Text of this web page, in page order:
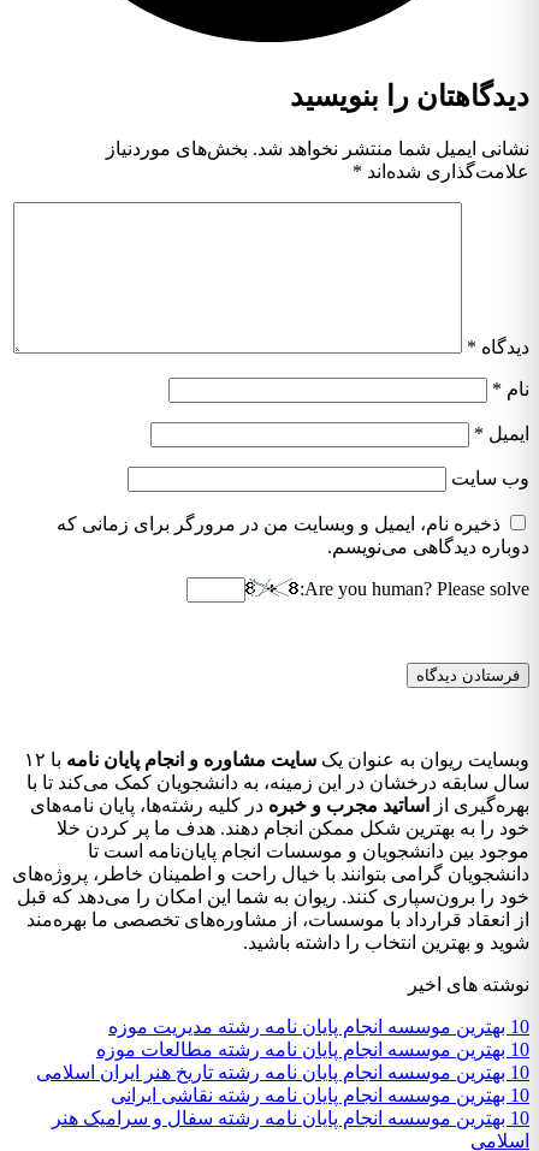
دیدگاهتان را بنویسید
نشانی ایمیل شما منتشر نخواهد شد. بخش‌های موردنیاز
علامت‌گذاری شده‌اند *
دیدگاه *
نام *
ایمیل *
وب‌ سایت
ذخیره نام، ایمیل و وبسایت من در مرورگر برای زمانی که
دوباره دیدگاهی می‌نویسم.
Are you human? Please solve:
وبسایت ریوان به عنوان یک سایت مشاوره و انجام پایان نامه
با ۱۲
سال سابقه درخشان در این زمینه، به دانشجویان کمک می‌کند تا با
بهره‌گیری از
اساتید مجرب و خبره در کلیه رشته‌ها، پایان نامه‌های
خود را به بهترین شکل ممکن انجام دهند. هدف ما پر کردن خلا
موجود بین دانشجویان و موسسات انجام پایان‌نامه است تا
دانشجویان گرامی بتوانند با خیال راحت و اطمینان خاطر، پروژه‌های
خود را برون‌سپاری کنند. ریوان به شما این امکان را می‌دهد که قبل
از انعقاد قرارداد با موسسات، از مشاوره‌های تخصصی ما بهره‌مند
شوید و بهترین انتخاب را داشته باشید.
نوشته های اخیر
10 بهترین موسسه انجام پایان نامه رشته مدیریت موزه
10 بهترین موسسه انجام پایان نامه رشته مطالعات موزه
10 بهترین موسسه انجام پایان نامه رشته تاریخ هنر ایران اسلامی
10 بهترین موسسه انجام پایان نامه رشته نقاشی ایرانی
10 بهترین موسسه انجام پایان نامه رشته سفال و سرامیک هنر
اسلامی